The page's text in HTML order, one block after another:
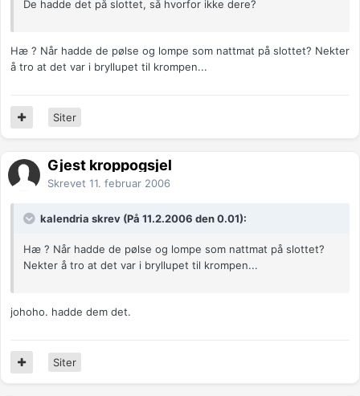
De hadde det på slottet, så hvorfor ikke dere?
Hæ ? Når hadde de pølse og lompe som nattmat på slottet? Nekter
å tro at det var i bryllupet til krompen...
Siter
Gjest kroppogsjel
Skrevet 11. februar 2006
kalendria skrev (På 11.2.2006 den 0.01):
Hæ ? Når hadde de pølse og lompe som nattmat på slottet?
Nekter å tro at det var i bryllupet til krompen...
johoho. hadde dem det.
Siter